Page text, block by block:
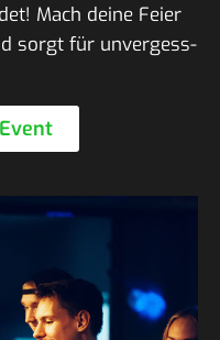
Mach deine Feier
sorgt für unver­gess­